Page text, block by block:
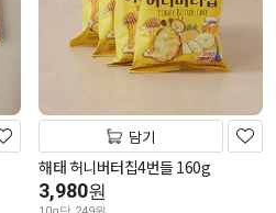
담기
해태 허니버터칩4번들 160g
3,980원